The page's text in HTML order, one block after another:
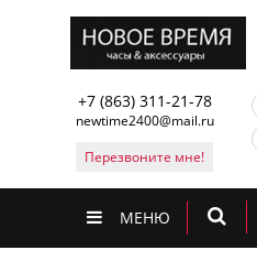
+7 (863) 311-21-78
newtime2400@mail.ru
Перезвоните мне!
МЕНЮ